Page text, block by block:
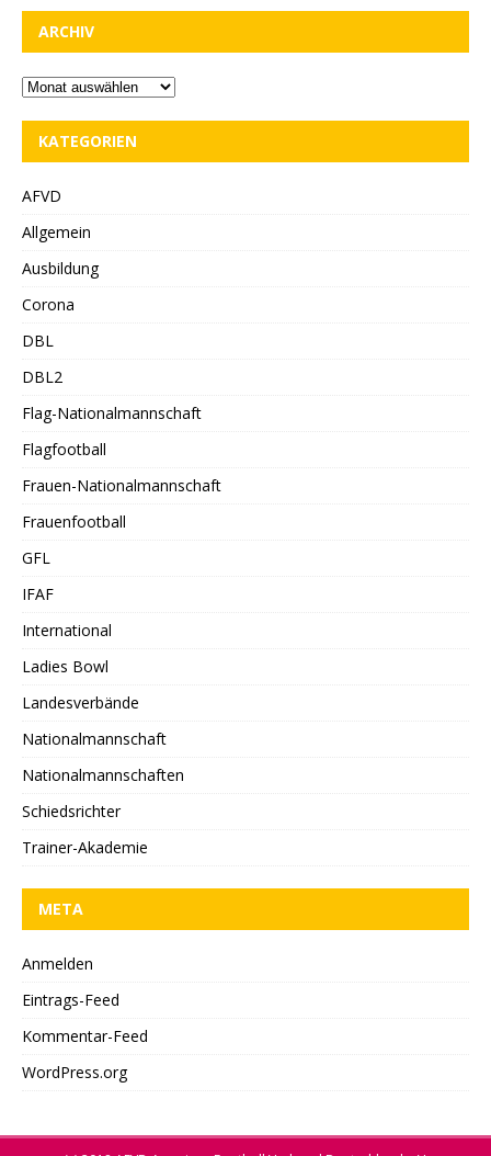
ARCHIV
KATEGORIEN
AFVD
Allgemein
Ausbildung
Corona
DBL
DBL2
Flag-Nationalmannschaft
Flagfootball
Frauen-Nationalmannschaft
Frauenfootball
GFL
IFAF
International
Ladies Bowl
Landesverbände
Nationalmannschaft
Nationalmannschaften
Schiedsrichter
Trainer-Akademie
META
Anmelden
Eintrags-Feed
Kommentar-Feed
WordPress.org